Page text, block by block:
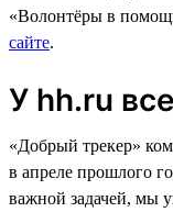
«Волонтёры в
сайте.
У hh.ru
«Добрый трекер»
в апреле прошлого
важной задачей, мы